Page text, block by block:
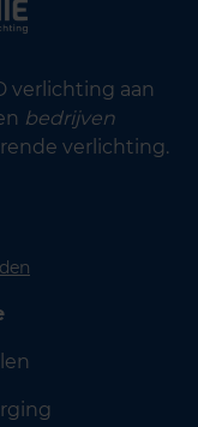
verlichting aan
bedrijven
verlichting.